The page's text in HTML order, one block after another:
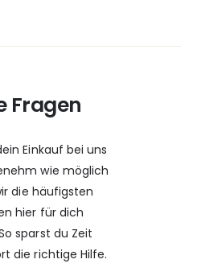
Fragen
Einkauf bei uns
wie möglich
die häufigsten
hier für dich
sparst du Zeit
die richtige Hilfe.